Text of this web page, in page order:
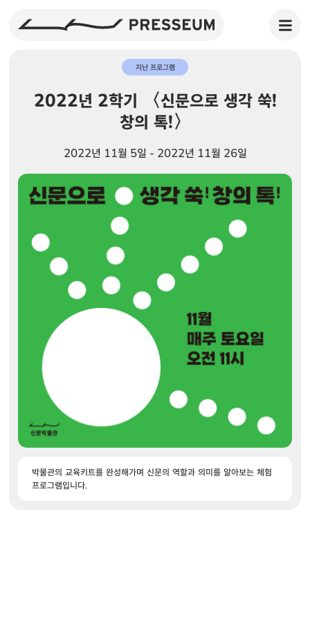
지난 프로그램
2022년 2학기 〈신문으로 생각 쑥!
창의 톡!〉
2022년 11월 5일 - 2022년 11월 26일
박물관의 교육키트를 완성해가며 신문의 역할과 의미를 알아보는 체험
프로그램입니다.